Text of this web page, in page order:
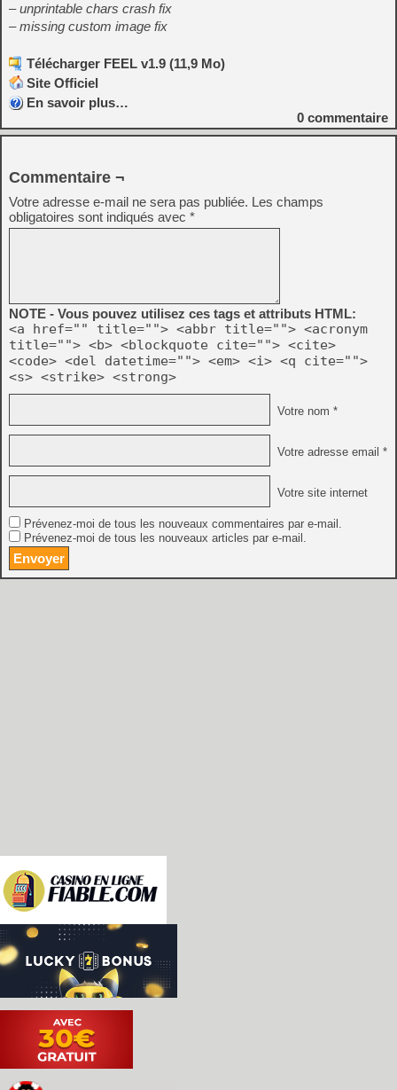
– unprintable chars crash fix
– missing custom image fix
Télécharger FEEL v1.9 (11,9 Mo)
Site Officiel
En savoir plus…
0 commentaire
Commentaire ¬
Votre adresse e-mail ne sera pas publiée. Les champs
obligatoires sont indiqués avec *
NOTE - Vous pouvez utilisez ces tags et attributs HTML:
<a href="" title=""> <abbr title=""> <acronym
title=""> <b> <blockquote cite=""> <cite>
<code> <del datetime=""> <em> <i> <q cite="">
<s> <strike> <strong>
Votre nom *
Votre adresse email *
Votre site internet
Prévenez-moi de tous les nouveaux commentaires par e-mail.
Prévenez-moi de tous les nouveaux articles par e-mail.